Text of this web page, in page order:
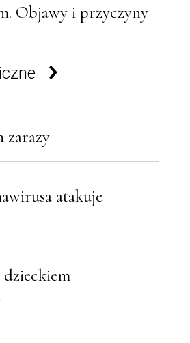
Objawy i przyczyny
zarazy
atakuje
dzieckiem